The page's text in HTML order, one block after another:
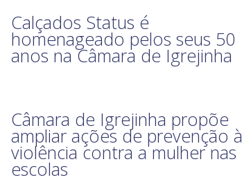
Calçados Status é
homenageado pelos seus 50
anos na Câmara de Igrejinha
Câmara de Igrejinha propõe
ampliar ações de prevenção à
violência contra a mulher nas
escolas